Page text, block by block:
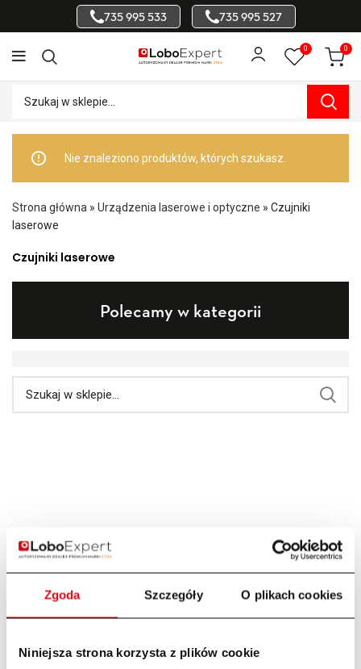
Zgoda Szczegóły O plikach cookies
Niniejsza strona korzysta z plików cookie
735 995 533 735 995 527
0 0
Nie znaleziono produktów, których szukasz.
Strona główna » Urządzenia laserowe i optyczne » Czujniki
laserowe
Czujniki laserowe
Polecamy w kategorii